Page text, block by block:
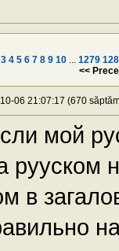
3 4 5 6 7 8 9 10 ... 1279
<<
06 21:07:17 (670
мой
рууском
в